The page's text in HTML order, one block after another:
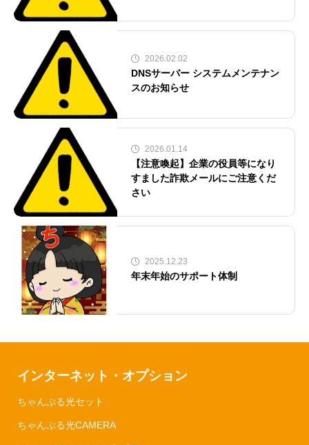
2026.02.02
DNSサーバー システムメンテナン
スのお知らせ
2026.01.14
【注意喚起】企業の役員等になり
すました詐欺メールにご注意くだ
さい
2025.12.23
年末年始のサポート体制
インターネット・オプション
ちゃんぷる光セット
ちゃんぷる光CAMERA